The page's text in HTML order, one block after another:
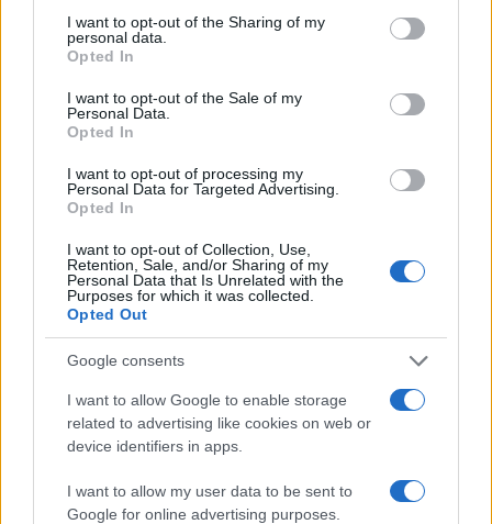
not limited to your visit or usage behaviour. You may click to
grant or deny consent to Google and its third-party tags to
use your data for below specified purposes in below Google
consent section.
I want to opt-out of the Sharing of my
personal data.
Opted In
I want to opt-out of the Sale of my
Personal Data.
Opted In
I want to opt-out of processing my
Personal Data for Targeted Advertising.
Opted In
I want to opt-out of Collection, Use,
Retention, Sale, and/or Sharing of my
Personal Data that Is Unrelated with the
Purposes for which it was collected.
Opted Out
Google consents
I want to allow Google to enable storage
related to advertising like cookies on web or
device identifiers in apps.
I want to allow my user data to be sent to
Google for online advertising purposes.
Sigue leyendo
FINANCIACIÓN
Fondos europeos impulsan crecimiento laboral y económico en
el País Vasco
Marta Ruiz · 3 Ago 2026